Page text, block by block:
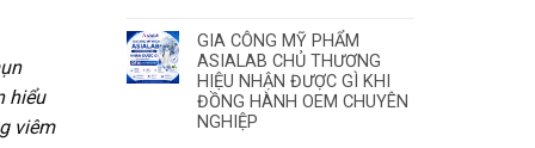
hiểu
viêm
GIA CÔNG MỸ PHẨM
ASIALAB CHỦ THƯƠNG
HIỆU NHẬN ĐƯỢC GÌ KHI
ĐỒNG HÀNH OEM CHUYÊN
NGHIỆP